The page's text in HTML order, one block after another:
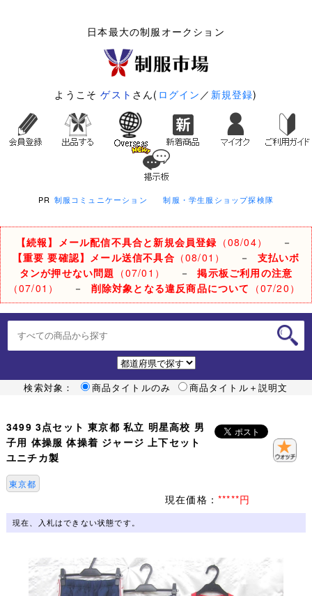
日本最大の制服オークション
ようこそゲスト さん( ログイン ／ 新規登録)
PR 制服コミュニケーション 制服・学生服ショップ探検隊
【続報】メール配信不具合と新規会員登録 （08/04）
－
【重要 要確認】メール送信不具合 （08/01） － 支払いボ
タンが押せない問題 （07/01） －掲示板ご利用の注意
（07/01）
－ 削除対象となる違反商品について （07/20）
検索対象： 商品タイトルのみ 商品タイトル＋説明文
3499 3点セット 東京都 私立 明星高校 男
子用 体操服 体操着 ジャージ 上下セット
ユニチカ製
東京都
現在価格： *****円
現在、入札はできない状態です。